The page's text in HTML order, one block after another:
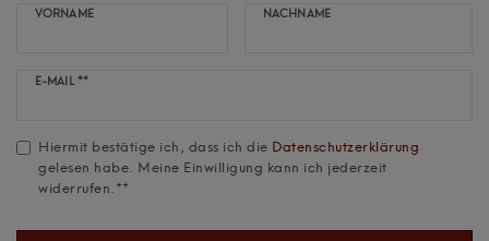
VORNAME NACHNAME
E-MAIL **
Newsletter
Hiermit bestätige ich, dass ich die Daten­schutz­erklärung
gelesen habe. Meine Einwilligung kann ich jederzeit
widerrufen.**